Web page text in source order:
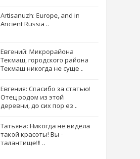
Artisanuzh: Europe, and in
Ancient Russia ..
Евгений: Микрорайона
Текмаш, городского района
Текмаш никогда не суще ..
Евгения: Спасибо за статью!
Отец родом из этой
деревни, до сих пор ез ..
Татьяна: Никогда не видела
такой красоты! Вы -
талантище!!! ..